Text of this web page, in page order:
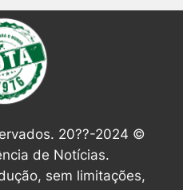
20??-2024 ©
de Notícias.
sem limitações,